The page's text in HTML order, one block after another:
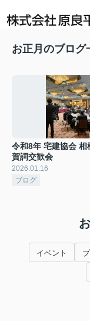
お正月のブログ
令和8年 宅建協会 相
賀詞交歓会
2026.01.16
ブログ
イベント